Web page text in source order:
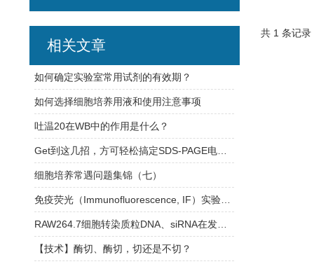
共 1 条记
相关文章
如何确定实验室常用试剂的有效期？
如何选择细胞培养用液和使用注意事项
吐温20在WB中的作用是什么？
细胞培养常遇问题集锦（七）
【技术】酶切、酶切，切还是不切？